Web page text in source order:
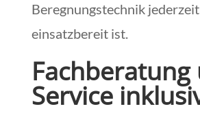
Beregnungstechnik jederzeit
einsatzbereit ist.
Fachberatung
Service